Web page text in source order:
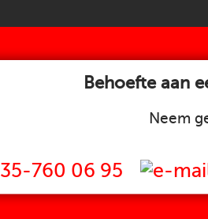
Behoefte aan
Neem
760 06 95